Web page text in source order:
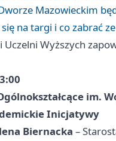
Mazowieckim
na targi i co zabrać
Uczelni Wyższych
im.
Inicjatywy
Biernacka –